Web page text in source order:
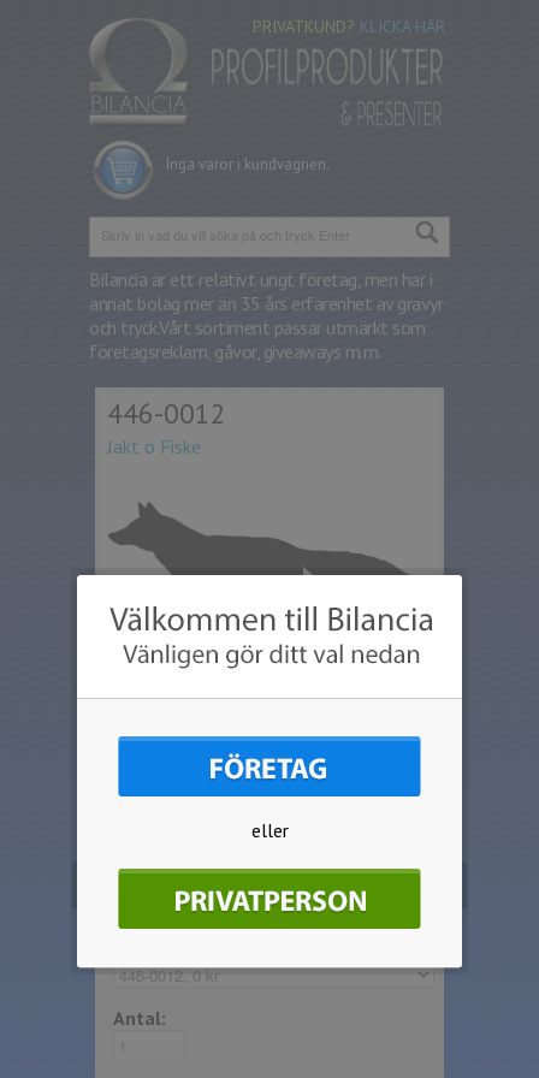
Inga varor i kundvagnen.
PRIVATKUND? KLICKA HÄR
Bilancia är ett relativt ungt företag, men har i
annat bolag mer än 35 års erfarenhet av gravyr
och tryck.Vårt sortiment passar utmärkt som
företagsreklam, gåvor, giveaways m.m.
446-0012
Jakt o Fiske
Beställ produkten
Antal:
eller